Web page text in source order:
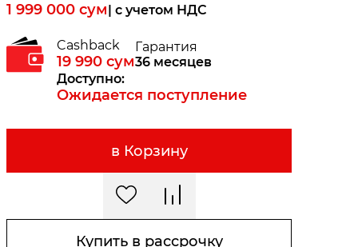
1 999 000 сум| c учетом НДС
Cashback
19 990 сум
Гарантия
36 месяцев
Доступно:
Ожидается поступление
в Корзину
Купить в рассрочку